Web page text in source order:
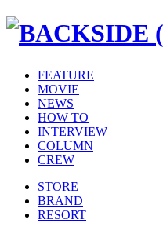
FEATURE
MOVIE
NEWS
HOW TO
INTERVIEW
COLUMN
CREW
STORE
BRAND
RESORT